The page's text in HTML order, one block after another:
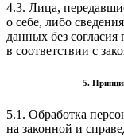
4.3. Лица,
о себе, либо
данных без согласия
в соответствии с
5.
5.1. Обработка
на законной и